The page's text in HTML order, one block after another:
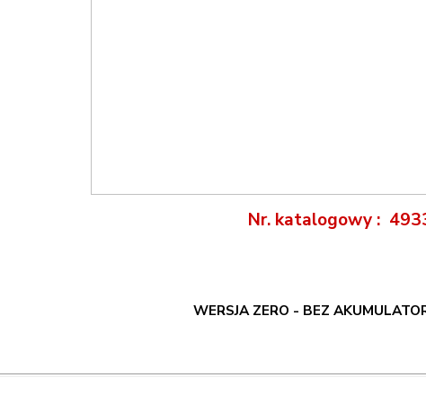
Nr. katalogowy :
WERSJA ZERO - BEZ